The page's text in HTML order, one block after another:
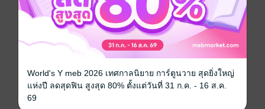
ราคาปก 10 บาท
ฉบับย้อนหลัง ดูทั้งหมด
World's Y meb 2026 เทศกาลนิยาย การ์ตูนวาย สุดยิ่งใหญ่
แห่งปี ลดสุดฟิน สูงสุด 80% ตั้งแต่วันที่ 31 ก.ค. - 16 ส.ค.
69